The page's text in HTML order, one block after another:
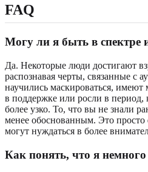
FAQ
Могу ли я быть в спектре
Да. Некоторые люди достигают
распознавая черты, связанные с
научились маскироваться, имеют
в поддержке или росли в период,
более узко. То, что вы не знали
менее обоснованным. Это просто
могут нуждаться в более
Как понять, что я немного